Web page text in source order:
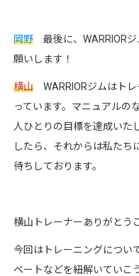
岡野最後に、WARRIORジ
願いします！
横山WARRIORジムはトレ
っています。マニュアルの
人ひとりの目標を達成いた
したら、それからは私たち
待ちしております。
横山トレーナーありがとう
今回はトレーニングについ
ベートなどを紐解いていこ